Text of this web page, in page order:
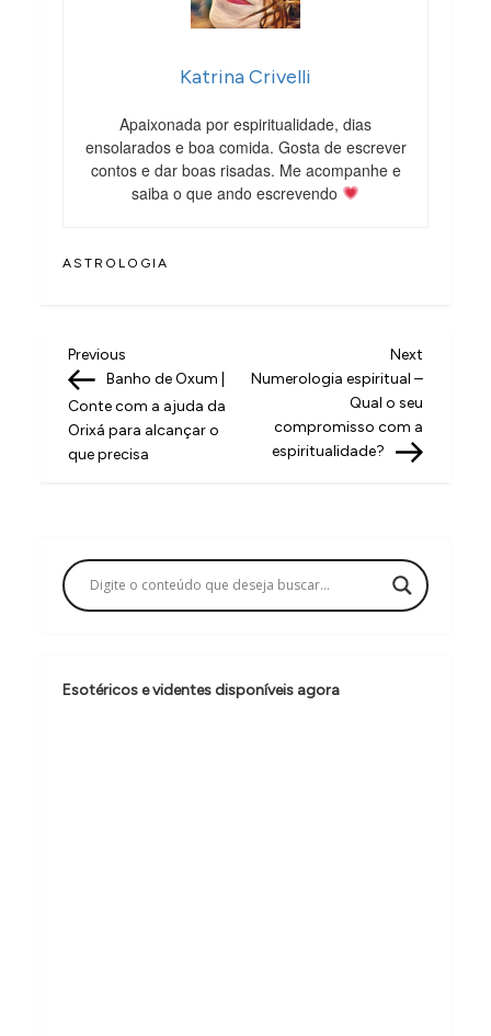
Katrina Crivelli
Apaixonada por espiritualidade, dias
ensolarados e boa comida. Gosta de escrever
contos e dar boas risadas. Me acompanhe e
saiba o que ando escrevendo
ASTROLOGIA
N
a
v
e
ç
ã
d
Previous
Post
Previous
Banho de Oxum |
Conte com a ajuda da
Orixá para alcançar o
que precisa
Next
Post
Next
Numerologia espiritual –
Qual o seu
compromisso com a
espiritualidade?
Esotéricos e videntes disponíveis agora